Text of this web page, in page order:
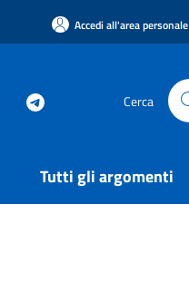
Accedi all'area personale
Cerca
Tutti gli argomenti